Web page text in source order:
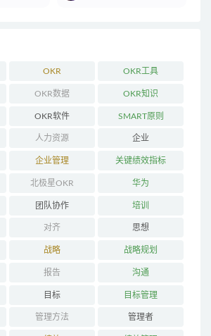
OKR OKR工具
OKR数据 OKR知识
OKR软件 SMART原则
人力资源 企业
企业管理 关键绩效指标
北极星OKR 华为
团队协作 培训
对齐 思想
战略 战略规划
报告 沟通
目标 目标管理
管理方法 管理者